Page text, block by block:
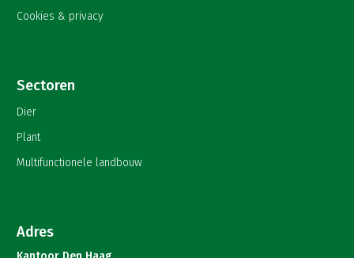
Cookies & privacy
Sectoren
Dier
Plant
Multifunctionele landbouw
Adres